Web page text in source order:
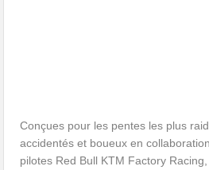
Conçues pour les pentes les plus
accidentés et boueux en
pilotes Red Bull KTM Factory